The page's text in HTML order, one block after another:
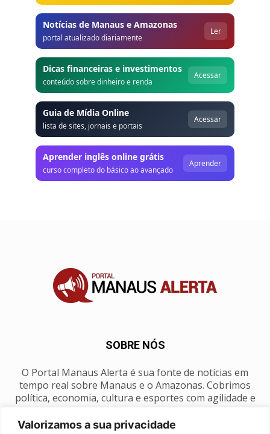
Valorizamos a sua privacidade
Notícias de Manaus e Amazonas
portal atualizado diariamente
Ler
Dicas financeiras e investimentos
conteúdo sobre dinheiro e renda
Acessar
Guia de Mídia Online
lista de sites, jornais e portais
Acessar
Aprender inglês online grátis
curso completo do básico ao avançado
Aprender
SOBRE NÓS
O Portal Manaus Alerta é sua fonte de notícias em
tempo real sobre Manaus e o Amazonas. Cobrimos
política, economia, cultura e esportes com agilidade e